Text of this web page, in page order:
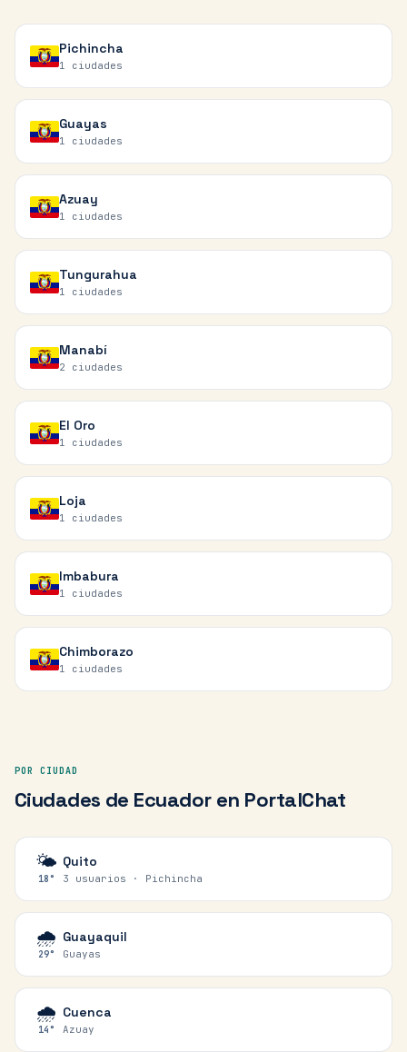
Pichincha
1 ciudades
Guayas
1 ciudades
Azuay
1 ciudades
Tungurahua
1 ciudades
Manabí
2 ciudades
El Oro
1 ciudades
Loja
1 ciudades
Imbabura
1 ciudades
Chimborazo
1 ciudades
POR CIUDAD
Ciudades de Ecuadoren PortalChat
🌤️
18°
Quito
3 usuarios · Pichincha
🌧️
29°
Guayaquil
Guayas
🌧️
14°
Cuenca
Azuay